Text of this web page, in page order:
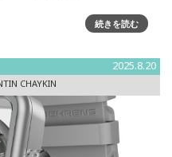
解釈した新作「ジョーカー
ス、自社製新ムーブメント
「ジョーカー」が帰還ロシ
系
続きを読む
2025.8.20
CHAYKIN